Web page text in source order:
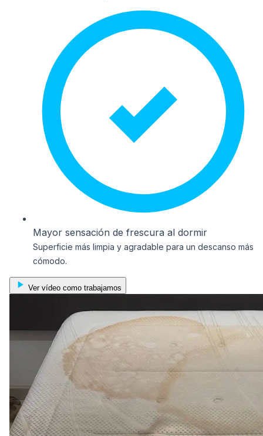
Mayor sensación de frescura al dormir
Superficie más limpia y agradable para un descanso más
cómodo.
Ver vídeo como trabajamos